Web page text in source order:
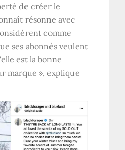
de créer le
résonne avec
comme
ses abonnés veulent
est la bonne
marque », explique